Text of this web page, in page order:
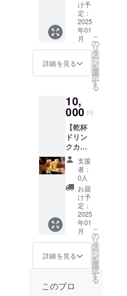
す。ス
タッフ
にクラ
ウド
ファン
ディン
グで支
けくだ
さい。
・有効
期間：
2025年
1月2
日〜
2027年
12月31
日まで
新しい
ニュー
を『全
て』お
試しで
注文で
きま
す。 ・
み料金
は発生
しませ
ん。 ・
現金へ
の交換
はでき
ませ
ん。お
つりは
でませ
ん。 ・
初回来
店時に
お渡し
いたし
ます。
ラウド
ファン
け予
定：
2025
年01
月
詳細を見る
こ
の
リ
タ
ー
ン
を
選
択
す
る
10,
000 円
【乾杯
ドリン
クカー
ド】 初
回使用
時から1
年間、
来店時
にカー
ド提示
で1杯目
のドリ
ンクを
御提供
します
(1名様
のみ) ・
現金へ
支援
者：
0人
お届
け予
定：
2025
年01
月
詳細を見る
こ
の
リ
タ
ー
ン
を
選
択
す
る
このプロ